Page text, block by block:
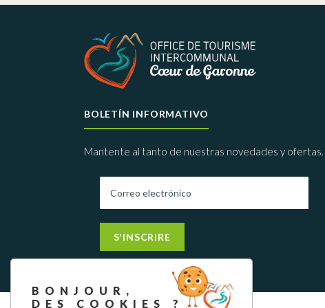
BOLETÍN INFORMATIVO
Mantente al tanto de nuestras novedades y ofertas.
S'INSCRIRE
BONJOUR,
DES COOKIES ?